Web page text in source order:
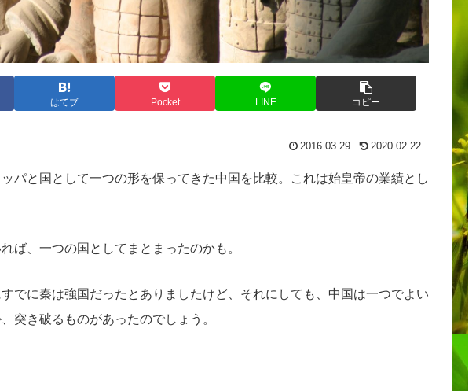
はてブ Pocket LINE コピー
2016.03.29 2020.02.22
パと国として一つの形を保ってきた中国を比較。これは始皇帝の業績とし
ば、一つの国としてまとまったのかも。
でに秦は強国だったとありましたけど、それにしても、中国は一つでよい
突き破るものがあったのでしょう。